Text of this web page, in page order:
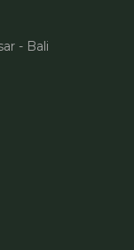
- Bali